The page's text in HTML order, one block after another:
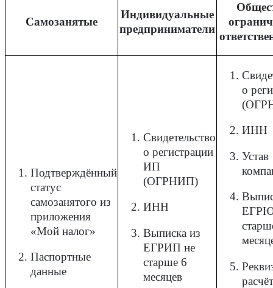
Самозанятые
Индивидуальные
предприниматели
Подтверждённый
статус
самозанятого из
приложения
«Мой налог»
Паспортные
данные
Свидетельство
о регистрации
ИП
(ОГРНИП)
ИНН
Выписка из
ЕГРИП не
старше 6
месяцев
о
ИНН
Устав